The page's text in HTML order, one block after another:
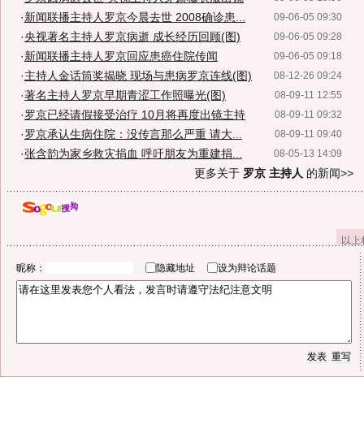
09-06-05 09:30
·新闻联播主持人罗京今晨去世 2008确诊患...
09-06-05 09:28
·央视著名主持人罗京病逝 成长经历回顾(图)
09-06-05 09:18
·新闻联播主持人罗京回应患癌住院传闻
08-12-26 09:24
·主持人金话筒奖揭晓 现场与患病罗京连线(图)
08-09-11 12:55
·著名主持人罗京早期青涩工作照曝光(图)
08-09-11 09:32
·罗京已经请假接受治疗 10月将再度出镜主持
08-09-11 09:40
·罗京承认生病住院：没传言那么严重 请大...
08-05-13 14:09
·张含韵为家乡救灾捐血 呼吁朋友为重建捐...
更多关于 罗京 主持人 的新闻>>
以
昵称： 隐藏地址 设为辩论话题